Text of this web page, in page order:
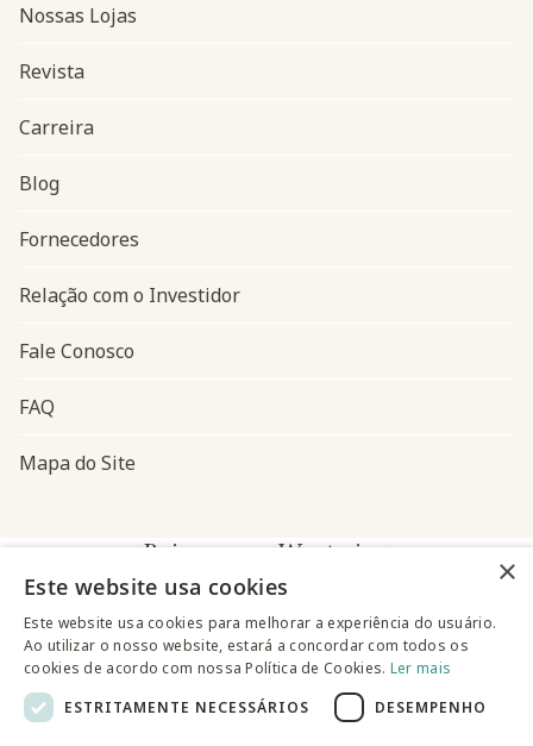
Navegação do rodapé
Nossas Lojas
Revista
Carreira
Blog
Fornecedores
Relação com o Investidor
Fale Conosco
FAQ
Mapa do Site
Baixe o app Westwing
×
Este website usa cookies
Este website usa cookies para melhorar a experiência do usuário.
Ao utilizar o nosso website, estará a concordar com todos os
cookies de acordo com nossa Política de Cookies. Ler mais
ESTRITAMENTE NECESSÁRIOS
DESEMPENHO